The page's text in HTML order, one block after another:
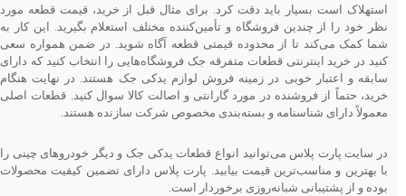
استهلاک است بسیار باید دقت کرد. برای مثال قبل از خرید، قیمت قطعه مورد
نظر خود را از چندین فروشگاه و تأمین‌کننده مختلف استعلام بگیرید. این کار به
شما کمک می‌کند تا از محدوده قیمتی قطعه آگاه شوید. در ضمن همواره سعی
کنید در خرید اینترنتی قطعات متفرقه جک فروشگاه‌هایی را انتخاب کنید که دارای
سابقه و اعتبار خوبی در زمینه فروش لوازم یدکی جک هستند. در نهایت هنگام
خرید، حتماً از فروشنده در مورد گارانتی و اصالت کالا سوال کنید. قطعات اصلی
معمولاً دارای شناسنامه و بسته‌بندی مخصوص شرکت سازنده هستند.
در سایت پارت پلاس می‌توانید انواع قطعات یدکی جک و دیگر خودروهای چینی را
با بهترین و مناسب‌ترین قیمت بیابید. پارت پلاس دارای تضمین کیفیت محصولات
بوده و از پشتیبانی شبانه‌روزی برخوردار است.